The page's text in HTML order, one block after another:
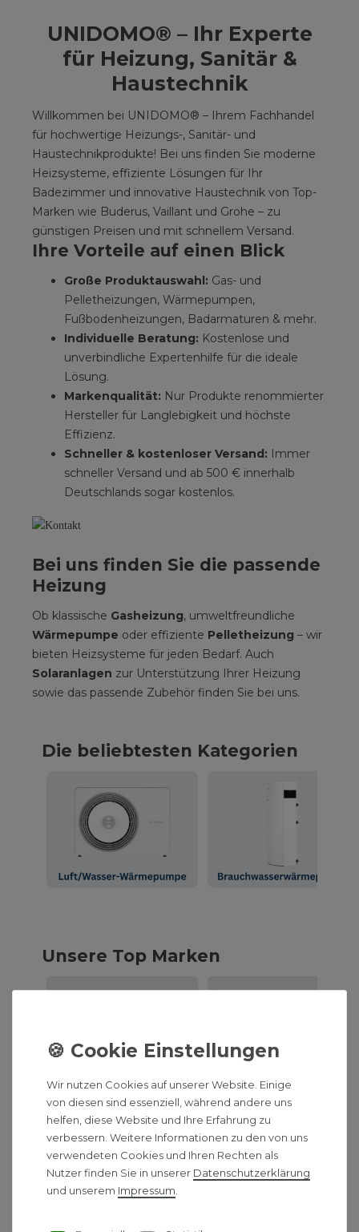
UNIDOMO® – Ihr Experte
für Heizung, Sanitär &
Haustechnik
Willkommen bei UNIDOMO® – Ihrem Fachhandel
für hochwertige Heizungs-, Sanitär- und
Haustechnikprodukte! Bei uns finden Sie moderne
Heizsysteme, effiziente Lösungen für Ihr
Badezimmer und innovative Haustechnik von Top-
Marken wie Buderus, Vaillant und Grohe – zu
günstigen Preisen und mit schnellem Versand.
Ihre Vorteile auf einen Blick
Große Produktauswahl: Gas- und
Pelletheizungen, Wärmepumpen,
Fußbodenheizungen, Badarmaturen & mehr.
Individuelle Beratung: Kostenlose und
unverbindliche Expertenhilfe für die ideale
Lösung.
Markenqualität: Nur Produkte renommierter
Hersteller für Langlebigkeit und höchste
Effizienz.
Schneller & kostenloser Versand: Immer
schneller Versand und ab 500 € innerhalb
Deutschlands sogar kostenlos.
Bei uns finden Sie die passende
Heizung
Ob klassische Gasheizung, umweltfreundliche
Wärmepumpe oder effiziente Pelletheizung – wir
bieten Heizsysteme für jeden Bedarf. Auch
Solaranlagen zur Unterstützung Ihrer Heizung
sowie das passende Zubehör finden Sie bei uns.
Die beliebtesten Kategorien
Unsere Top Marken
Traumbad gestalten – mit
hochwertigen Sanitärprodukten
Planen Sie Ihr neues Badezimmer? Entdecken Sie
stilvolleWaschtische, Duschen, Badewannen
Wir nutzen Cookies auf unserer Website. Einige
von diesen sind essenziell, während andere uns
helfen, diese Website und Ihre Erfahrung zu
verbessern. Weitere Informationen zu den von uns
verwendeten Cookies und Ihren Rechten als
Nutzer finden Sie in unserer Daten­schutz­erklärung
und unserem Impressum